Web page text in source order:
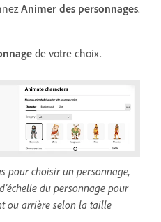
Animer des personnages.
de votre choix.
pour choisir un personnage,
du personnage pour
ou arrière selon la taille